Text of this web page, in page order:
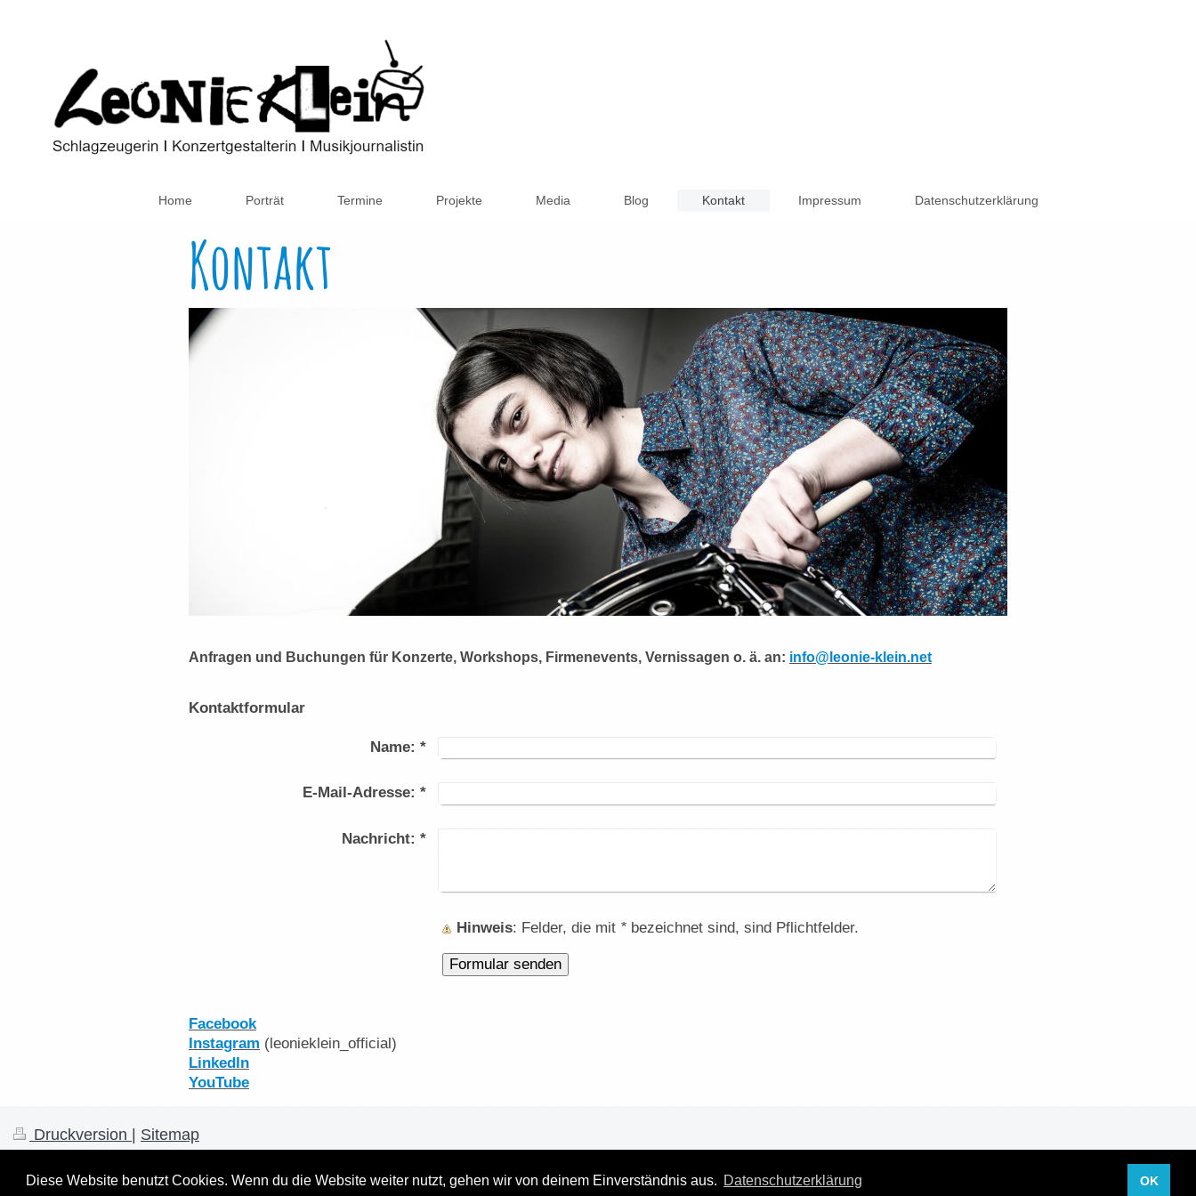
Diese Website benutzt Cookies. Wenn du die Website weiter nutzt, gehen wir von deinem Einverständnis aus. Datenschutzerklärung OK
Home Porträt Termine Projekte Media Blog Kontakt Impressum Datenschutzerklärung
Kontakt
Anfragen und Buchungen für Konzerte, Workshops, Firmenevents, Vernissagen o. ä. an: info@leonie-klein.net
Kontaktformular
Name: *
E-Mail-Adresse: *
Nachricht: *
Hinweis : Felder, die mit * bezeichnet sind, sind Pflichtfelder.
Facebook
Instagram (leonieklein_official)
LinkedIn
YouTube
Druckversion | Sitemap